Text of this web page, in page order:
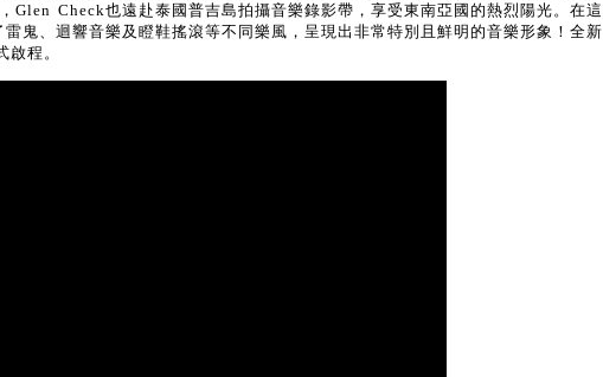
Glen Check也遠赴泰國普吉島拍攝音樂錄影帶，享受東南亞國的熱烈陽光。在這
鬼、迴響音樂及瞪鞋搖滾等不同樂風，呈現出非常特別且鮮明的音樂形象！全新
程。